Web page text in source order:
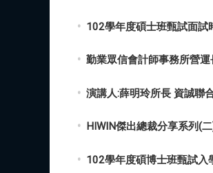
102學年度碩士班甄試面試
勤業眾信會計師事務所營
演講人:薛明玲所長 資誠聯
HIWIN傑出總裁分享系列(